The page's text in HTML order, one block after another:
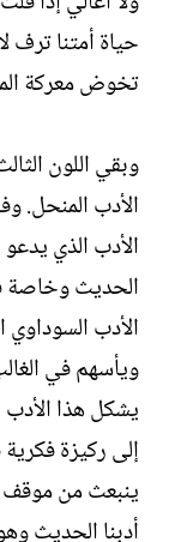
حياة أمتنا
تخوض معركة
وبقي اللون
الأدب المنحل.
الأدب الذي
الحديث وخاصة
الأدب السوداوي
ويأسهم في
يشكل هذا الأدب
إلى ركيزة
ينبعث من موقف
أدبنا الحديث